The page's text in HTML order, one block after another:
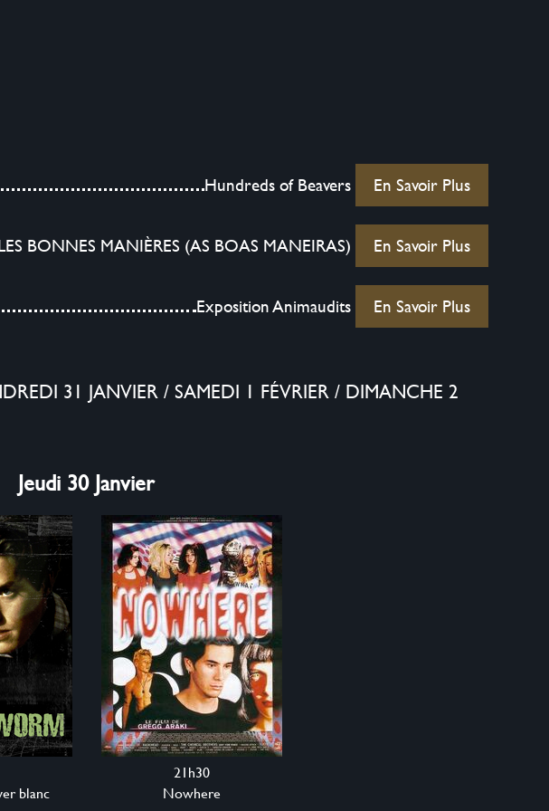
Hundreds of Beavers En Savoir Plus
BONNES MANIÈRES (AS BOAS MANEIRAS) En Savoir Plus
Exposition Animaudits En Savoir Plus
31 JANVIER / SAMEDI 1 FÉVRIER / DIMANCHE 2
Jeudi 30 Janvier
blanc
21h30
Nowhere